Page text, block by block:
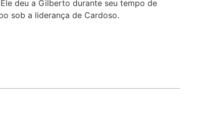
deu a Gilberto durante seu tempo de
sob a liderança de Cardoso.